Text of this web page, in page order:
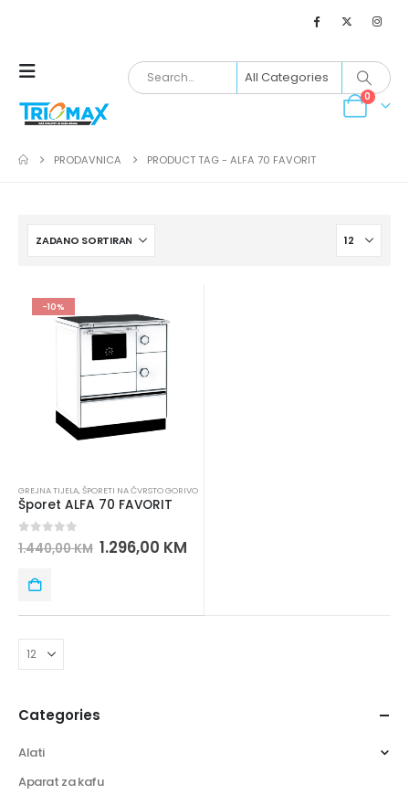
0
PRODAVNICA PRODUCT TAG -ALFA 70 FAVORIT
-10%
GREJNA TIJELA,ŠPORETI NA ČVRSTO GORIVO
Šporet ALFA 70 FAVORIT
1.440,00KM 1.296,00 KM
Categories
Alati
Aparat za kafu